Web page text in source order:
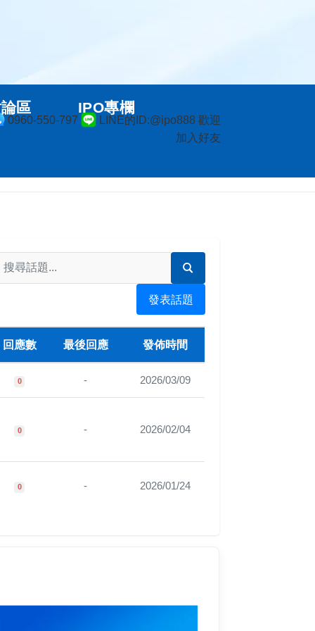
0960-550-797
LINE的ID:@ipo888 歡迎
加入好友
區 IPO專欄
發表話題
回應數 最後回應 發佈時間
0 - 2026/03/09
0 - 2026/02/04
0 - 2026/01/24